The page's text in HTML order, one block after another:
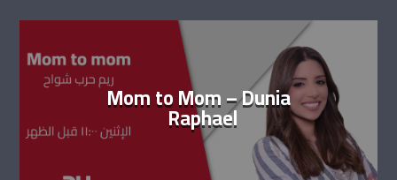
Mom to Mom – Dunia
Raphael